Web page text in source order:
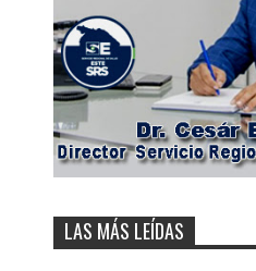
LAS MÁS LEÍDAS